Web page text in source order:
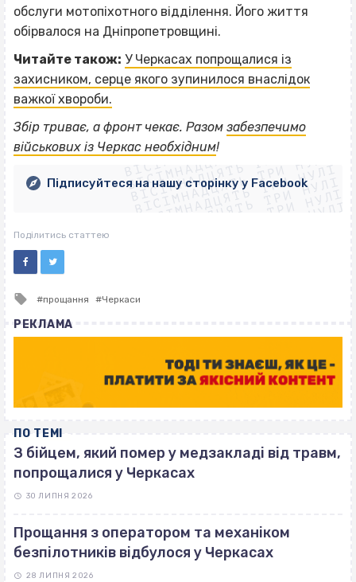
обслуги мотопіхотного відділення. Його життя
обірвалося на Дніпропетровщині.
Читайте також: У Черкасах попрощалися із
захисником, серце якого зупинилося внаслідок
важкої хвороби.
Збір триває, а фронт чекає. Разом забезпечимо
військових із Черкас необхідним!
ВІСІМНАДЦЯТЬ ТРИ НУЛІ
ВІСІМНАДЦЯТЬ ТРИ НУЛІ
ВІСІМНАДЦЯТЬ ТРИ НУЛІ
ВІСІМНАДЦЯТЬ ТРИ НУЛІ
ВІСІМНАДЦЯТЬ ТРИ НУЛІ
ВІСІМНАДЦЯТЬ ТРИ НУЛІ
ВІСІМНАДЦЯТЬ ТРИ НУЛІ
ВІСІМНАДЦЯТЬ ТРИ НУЛІ
Підписуйтеся на нашу сторінку у Facebook
Поділитись статтею
Tagged
прощання Черкаси
РЕКЛАМА
ПО ТЕМІ
З бійцем, який помер у медзакладі від травм,
попрощалися у Черкасах
30 ЛИПНЯ 2026
Прощання з оператором та механіком
безпілотників відбулося у Черкасах
28 ЛИПНЯ 2026